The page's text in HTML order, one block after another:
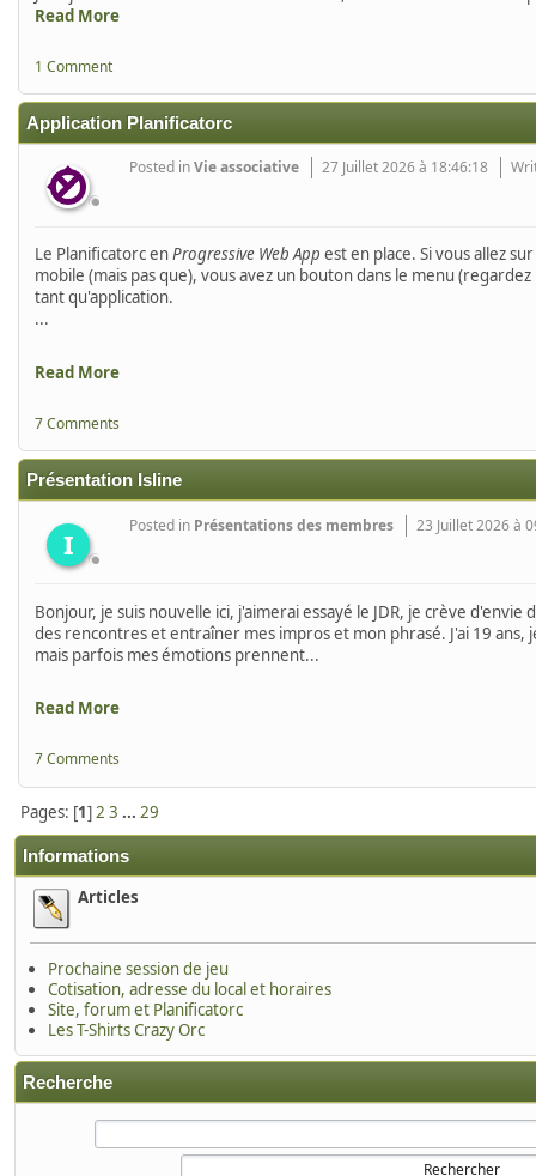
Informations
Articles
Prochaine session de jeu
Cotisation, adresse du local et horaires
Site, forum et Planificatorc
Les T-Shirts Crazy Orc
Recherche
Read More
1 Comment
Application Planificatorc
Posted inVie associative 27 Juillet 2026 à 18:46:18
Le Planificatorc enProgressive Web App est en place. Si vous allez
mobile (mais pas que), vous avez un bouton dans le menu
tant qu'application.
...
Read More
7 Comments
Présentation Isline
I
Posted in Présentations des membres 23 Juillet 2026 à
Bonjour, je suis nouvelle ici, j'aimerai essayé le JDR, je crève
des rencontres et entraîner mes impros et mon phrasé. J'ai 19
mais parfois mes émotions prennent...
Read More
7 Comments
Pages: [1] 2 3 ... 29